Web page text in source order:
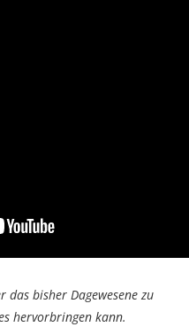
das bisher Dagewesene zu
hervorbringen kann.